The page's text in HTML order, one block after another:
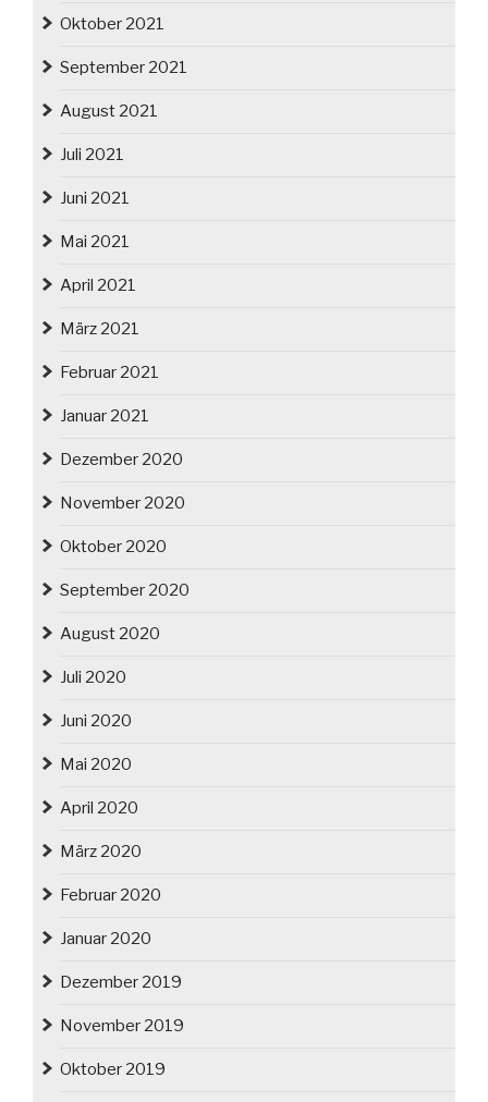
Oktober 2021
September 2021
August 2021
Juli 2021
Juni 2021
Mai 2021
April 2021
März 2021
Februar 2021
Januar 2021
Dezember 2020
November 2020
Oktober 2020
September 2020
August 2020
Juli 2020
Juni 2020
Mai 2020
April 2020
März 2020
Februar 2020
Januar 2020
Dezember 2019
November 2019
Oktober 2019